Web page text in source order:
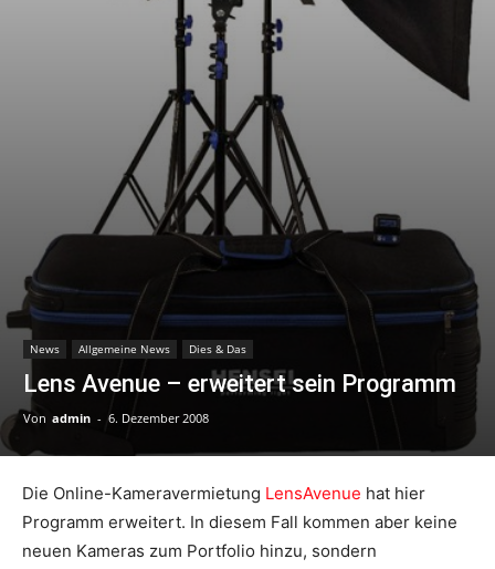
News Allgemeine News Dies & Das
Lens Avenue – erweitert sein Programm
Von admin - 6. Dezember 2008
Die Online-Kameravermietung LensAvenue hat hier
Programm erweitert. In diesem Fall kommen aber keine
neuen Kameras zum Portfolio hinzu, sondern